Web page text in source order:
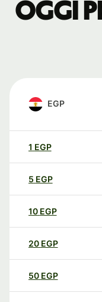
oggi
EGP
1 EGP
5 EGP
10 EGP
20 EGP
50 EGP